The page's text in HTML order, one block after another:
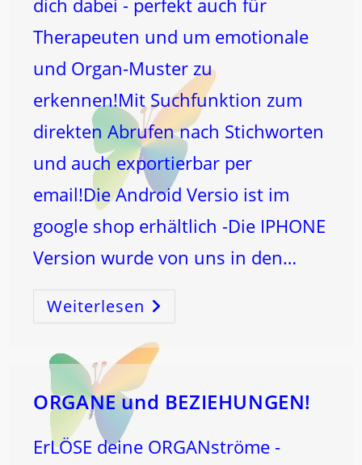
dich dabei - perfekt auch für
Therapeuten und um emotionale
und Organ-Muster zu
erkennen!Mit Suchfunktion zum
direkten Abrufen nach Stichworten
und auch exportierbar per
email!Die Android Versio ist im
google shop erhältlich -Die IPHONE
Version wurde von uns in den…
Weiterlesen UPDATE
APP
LUNAJIN®!
ORGANE und BEZIEHUNGEN!
ErLÖSE deine ORGANströme -